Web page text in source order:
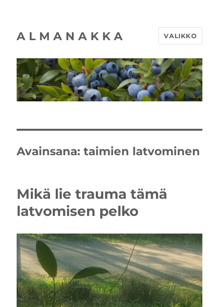
A L M A N A K K A VALIKKO
Avainsana:taimien latvominen
Mikä lie trauma tämä
latvomisen pelko